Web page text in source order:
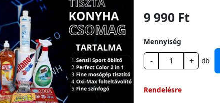
9 990 Ft
Mennyiség
- + db
Rendelésre